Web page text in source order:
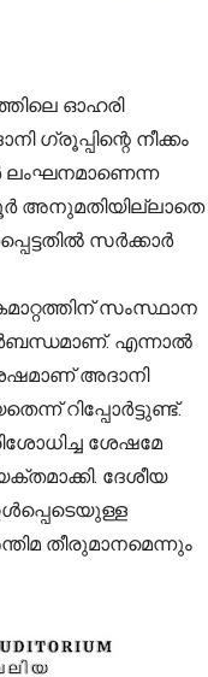
ഓഹരി
ഗ്രൂപ്പിന്റെ നീക്കം
ലംഘനമാണെന്ന
അനുമതിയില്ലാതെ
സർക്കാർ
സംസ്ഥാന
എന്നാൽ
അദാനി
റിപ്പോർട്ടുണ്ട്.
ശേഷമേ
ദേശീയ
തീരുമാനമെന്നും